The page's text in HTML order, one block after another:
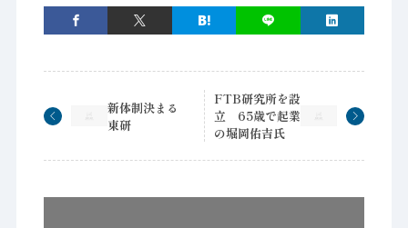
新体制決まる
東研
FTB研究所を設
立 65歳で起業
の堀岡佑吉氏